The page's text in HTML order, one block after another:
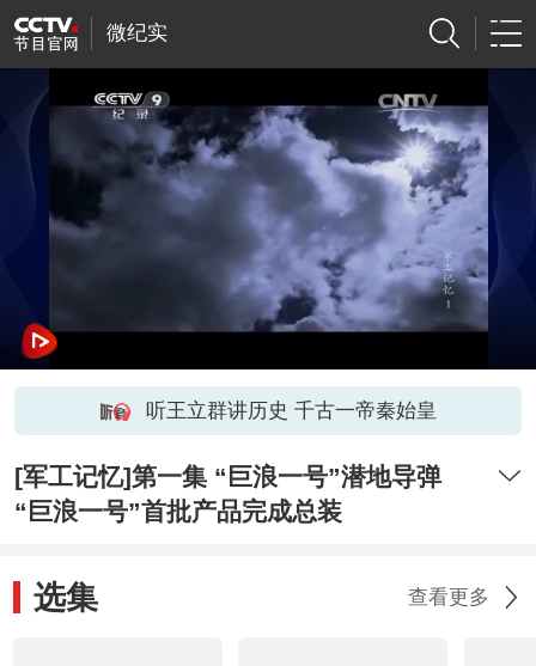
微纪实
听王立群讲历史 千古一帝秦始皇
[军工记忆]第一集 “巨浪一号”潜地导弹
“巨浪一号”首批产品完成总装
选集 查看更多